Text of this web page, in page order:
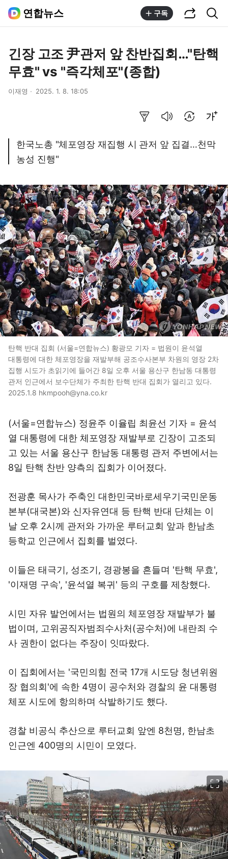
연합뉴스 구독
긴장 고조 尹관저 앞 찬반집회…"탄핵
무효" vs "즉각체포"(종합)
이재영 2025. 1. 8. 18:05
한국노총 "체포영장 재집행 시 관저 앞 집결…천막
농성 진행"
탄핵 반대 집회 (서울=연합뉴스) 황광모 기자 = 법원이 윤석열
대통령에 대한 체포영장을 재발부해 공조수사본부 차원의 영장 2차
집행 시도가 초읽기에 들어간 8일 오후 서울 용산구 한남동 대통령
관저 인근에서 보수단체가 주최한 탄핵 반대 집회가 열리고 있다.
2025.1.8 hkmpooh@yna.co.kr
(서울=연합뉴스) 정윤주 이율립 최윤선 기자 = 윤석
열 대통령에 대한 체포영장 재발부로 긴장이 고조되
고 있는 서울 용산구 한남동 대통령 관저 주변에서는
8일 탄핵 찬반 양측의 집회가 이어졌다.
전광훈 목사가 주축인 대한민국바로세우기국민운동
본부(대국본)와 신자유연대 등 탄핵 반대 단체는 이
날 오후 2시께 관저와 가까운 루터교회 앞과 한남초
등학교 인근에서 집회를 벌였다.
이들은 태극기, 성조기, 경광봉을 흔들며 '탄핵 무효',
'이재명 구속', '윤석열 복귀' 등의 구호를 제창했다.
시민 자유 발언에서는 법원의 체포영장 재발부가 불
법이며, 고위공직자범죄수사처(공수처)에 내란죄 수
사 권한이 없다는 주장이 잇따랐다.
이 집회에서는 '국민의힘 전국 17개 시도당 청년위원
장 협의회'에 속한 4명이 공수처와 경찰의 윤 대통령
체포 시도에 항의하며 삭발하기도 했다.
경찰 비공식 추산으로 루터교회 앞엔 8천명, 한남초
인근엔 400명의 시민이 모였다.